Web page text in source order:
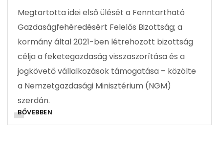
Megtartotta idei első ülését a Fenntartható
Gazdaságfehéredésért Felelős Bizottság; a
kormány által 2021-ben létrehozott bizottság
célja a feketegazdaság visszaszorítása és a
jogkövető vállalkozások támogatása – közölte
a Nemzetgazdasági Minisztérium (NGM)
szerdán.
BŐVEBBEN